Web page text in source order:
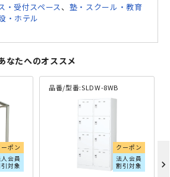
・受付スペース 、 塾・スクール・教育
・ホテル
なたへのオススメ
ポン
会員
対象
品番/型番:SLDW-8WB
クーポン
法人会員
割引対象
chevron_right